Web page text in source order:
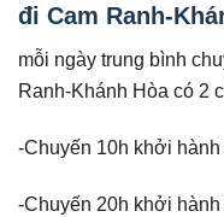
đi Cam Ranh-
mỗi ngày trung bình
Ranh-Khánh Hòa có 2
-Chuyến 10h khởi
-Chuyến 20h khởi